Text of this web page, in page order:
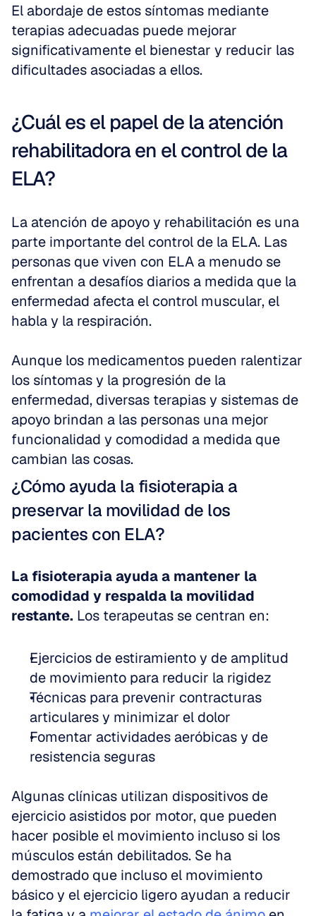
El abordaje de estos síntomas mediante
terapias adecuadas puede mejorar
significativamente el bienestar y reducir las
dificultades asociadas a ellos.
¿Cuál es el papel de la atención
rehabilitadora en el control de la
ELA?
La atención de apoyo y rehabilitación es una
parte importante del control de la ELA. Las
personas que viven con ELA a menudo se
enfrentan a desafíos diarios a medida que la
enfermedad afecta el control muscular, el
habla y la respiración.
Aunque los medicamentos pueden ralentizar
los síntomas y la progresión de la
enfermedad, diversas terapias y sistemas de
apoyo brindan a las personas una mejor
funcionalidad y comodidad a medida que
cambian las cosas.
¿Cómo ayuda la fisioterapia a
preservar la movilidad de los
pacientes con ELA?
La fisioterapia ayuda a mantener la
comodidad y respalda la movilidad
restante. Los terapeutas se centran en:
Ejercicios de estiramiento y de amplitud
de movimiento para reducir la rigidez
Técnicas para prevenir contracturas
articulares y minimizar el dolor
Fomentar actividades aeróbicas y de
resistencia seguras
Algunas clínicas utilizan dispositivos de
ejercicio asistidos por motor, que pueden
hacer posible el movimiento incluso si los
músculos están debilitados. Se ha
demostrado que incluso el movimiento
básico y el ejercicio ligero ayudan a reducir